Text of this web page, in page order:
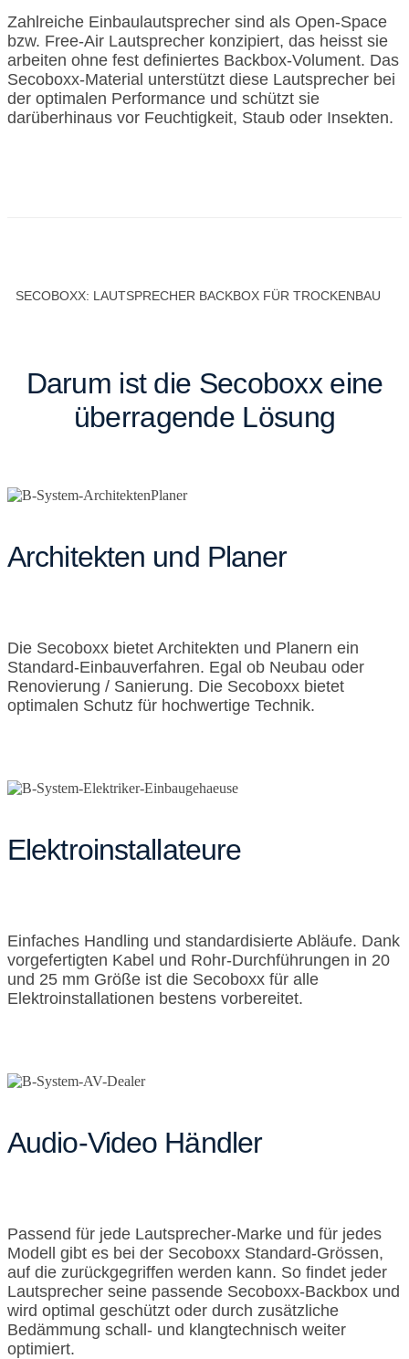
Zahlreiche Einbaulautsprecher sind als Open-Space
bzw. Free-Air Lautsprecher konzipiert, das heisst sie
arbeiten ohne fest definiertes Backbox-Volument. Das
Secoboxx-Material unterstützt diese Lautsprecher bei
der optimalen Performance und schützt sie
darüberhinaus vor Feuchtigkeit, Staub oder Insekten.
SECOBOXX: LAUTSPRECHER BACKBOX FÜR TROCKENBAU
Darum ist die Secoboxx eine
überragende Lösung
Architekten und Planer
Die Secoboxx bietet Architekten und Planern ein
Standard-Einbauverfahren. Egal ob Neubau oder
Renovierung / Sanierung. Die Secoboxx bietet
optimalen Schutz für hochwertige Technik.
Elektroinstallateure
Einfaches Handling und standardisierte Abläufe. Dank
vorgefertigten Kabel und Rohr-Durchführungen in 20
und 25 mm Größe ist die Secoboxx für alle
Elektroinstallationen bestens vorbereitet.
Audio-Video Händler
Passend für jede Lautsprecher-Marke und für jedes
Modell gibt es bei der Secoboxx Standard-Grössen,
auf die zurückgegriffen werden kann. So findet jeder
Lautsprecher seine passende Secoboxx-Backbox und
wird optimal geschützt oder durch zusätzliche
Bedämmung schall- und klangtechnisch weiter
optimiert.